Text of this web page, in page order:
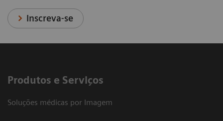
Inscreva-se
Produtos e Serviços
Soluções médicas por Imagem